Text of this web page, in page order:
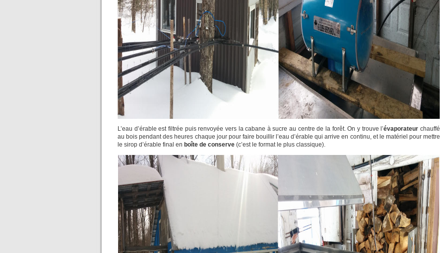
L’eau d’érable est filtrée puis renvoyée vers la cabane à sucre au centre de la forêt. On y trouve l’évaporateur chauffé
au bois pendant des heures chaque jour pour faire bouillir l’eau d’érable qui arrive en continu, et le matériel pour mettre
le sirop d’érable final en boîte de conserve (c’est le format le plus classique).